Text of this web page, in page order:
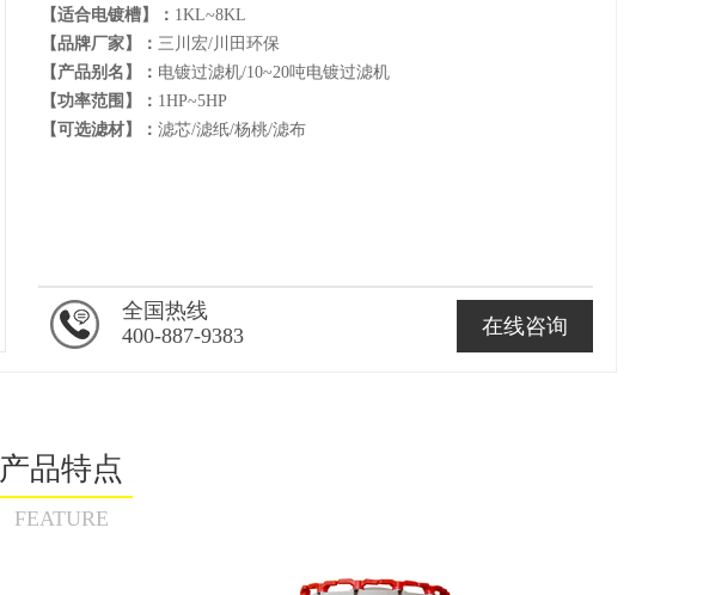
【适合电镀槽】： 1KL~8KL
【品牌厂家】：三川宏/川田环保
【产品别名】： 电镀过滤机/10~20吨电镀过滤机
【功率范围】： 1HP~5HP
【可选滤材】：滤芯/滤纸/杨桃/滤布
在线咨询
全国热线
400-887-9383
产品特点
FEATURE